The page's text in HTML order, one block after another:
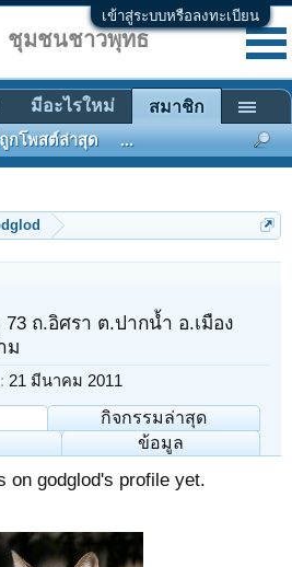
เข้าสู่ระบบหรือลงทะเบียน
73 ถ.อิศรา ต.ปากน้ำ อ.เมือง
ม
21 มีนาคม 2011
กิจกรรมล่าสุด
ข้อมูล
on godglod's profile yet.
ชุมชนชาวพุทธ
มีอะไรใหม่ สมาชิก
กโพสต์ล่าสุด ...